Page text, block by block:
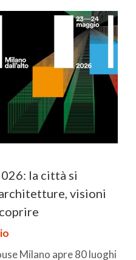
la città si
visioni
Milano apre 80 luoghi